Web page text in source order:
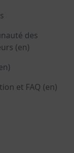
des
(en)
et FAQ (en)